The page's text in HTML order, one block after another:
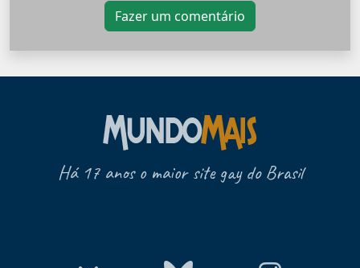
Fazer um comentário
Há 17 anos o maior site gay do Brasil